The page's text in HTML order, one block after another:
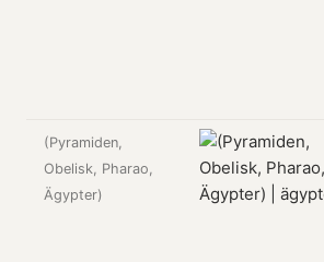
(Pyramiden,
Obelisk, Pharao,
Ägypter)